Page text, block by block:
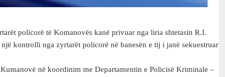
policorë të Komanovës kanë privuar nga liria shtetasin R.I.
kontrolli nga zyrtarët policorë në banesën e tij i janë sekuestruar
në koordinim me Departamentin e Policisë Kriminale –